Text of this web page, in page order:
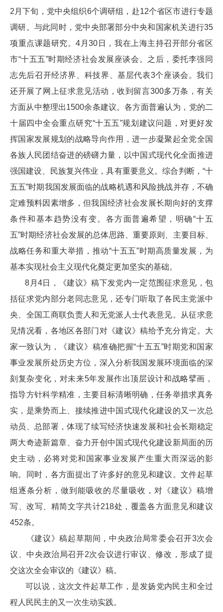
2月下旬，党中央组织6个调研组，赴12个省区市进行专题
调研。与此同时，党中央部署部分中央和国家机关进行35
项重点课题研究。4月30日，我在上海主持召开部分省区
市“十五五”时期经济社会发展座谈会。之后，委托李强同
志先后召开经济界、科技界、基层代表3个座谈会。我们
还开展了网上征求意见活动，收到留言300多万条，有关
方面从中整理出1500余条建议。各方面普遍认为，党的二
十届四中全会重点研究“十五五”规划建议问题，对更好发
挥国家发展规划的战略导向作用，进一步凝聚起全党全国
各族人民团结奋进的磅礴力量，以中国式现代化全面推进
强国建设、民族复兴伟业，具有重要意义。综合判断，“十
五五”时期我国发展面临的战略机遇和风险挑战并存，不确
定难预料因素增多，但我国经济社会发展长期向好的支撑
条件和基本趋势没有变。各方面普遍希望，明确“十五
五”时期经济社会发展的总体思路、重要原则、主要目标、
战略任务和重大举措，推动“十五五”时期高质量发展，为
基本实现社会主义现代化奠定更加坚实的基础。
8月4日，《建议》稿下发党内一定范围征求意见，包
括征求党内部分老同志意见，还专门听取了各民主党派中
央、全国工商联负责人和无党派人士代表意见。从征求意
见情况看，各地区各部门对《建议》稿给予充分肯定。大
家一致认为，《建议》稿准确把握“十五五”时期党和国家
事业发展所处历史方位，深入分析我国发展环境面临的深
刻复杂变化，对未来5年发展作出顶层设计和战略擘画，
指导方针科学精准，主要目标清晰明确，任务举措求真务
实，是乘势而上、接续推进中国式现代化建设的又一次总
动员、总部署，体现了续写经济快速发展和社会长期稳定
两大奇迹新篇章、奋力开创中国式现代化建设新局面的历
史主动，必将对党和国家事业发展产生重大而深远的影
响。同时，各方面提出了许多好的意见和建议。文件起草
组逐条分析，做到能吸收的尽量吸收，对《建议》稿增
写、改写、精简文字共计218处，覆盖各方面意见和建议
452条。
《建议》稿起草期间，中央政治局常委会召开3次会
议、中央政治局召开2次会议进行审议、修改，形成了提
交这次全会审议的《建议》稿。
可以说，这次文件起草工作，是发扬党内民主和全过
程人民民主的又一次生动实践。